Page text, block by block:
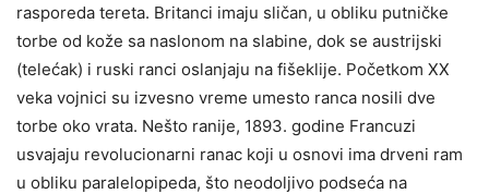
rasporeda tereta. Britanci imaju sličan, u obliku putničke
torbe od kože sa naslonom na slabine, dok se austrijski
(telećak) i ruski ranci oslanjaju na fišeklije. Početkom XX
veka vojnici su izvesno vreme umesto ranca nosili dve
torbe oko vrata. Nešto ranije, 1893. godine Francuzi
usvajaju revolucionarni ranac koji u osnovi ima drveni ram
u obliku paralelopipeda, što neodoljivo podseća na